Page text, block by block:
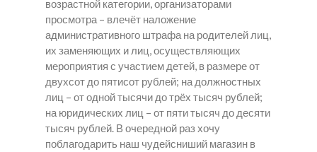
возрастной категории, организаторами
просмотра – влечёт наложение
административного штрафа на родителей лиц,
их заменяющих и лиц, осуществляющих
мероприятия с участием детей, в размере от
двухсот до пятисот рублей; на должностных
лиц – от одной тысячи до трёх тысяч рублей;
на юридических лиц – от пяти тысяч до десяти
тысяч рублей. В очередной раз хочу
поблагодарить наш чудейсниший магазин в